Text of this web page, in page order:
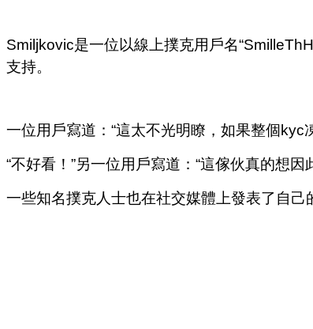
Smiljkovic是一位以線上撲克用戶名
支持。
一位用戶寫道：“這太不光明瞭，如果整個
“不好看！”另一位用戶寫道：“這傢伙真的想
一些知名撲克人士也在社交媒體上發表了自己